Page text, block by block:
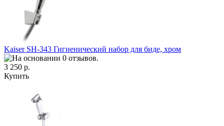
Kaiser SH-343 Гигиенический набор для биде, хром
3 250 р.
Купить